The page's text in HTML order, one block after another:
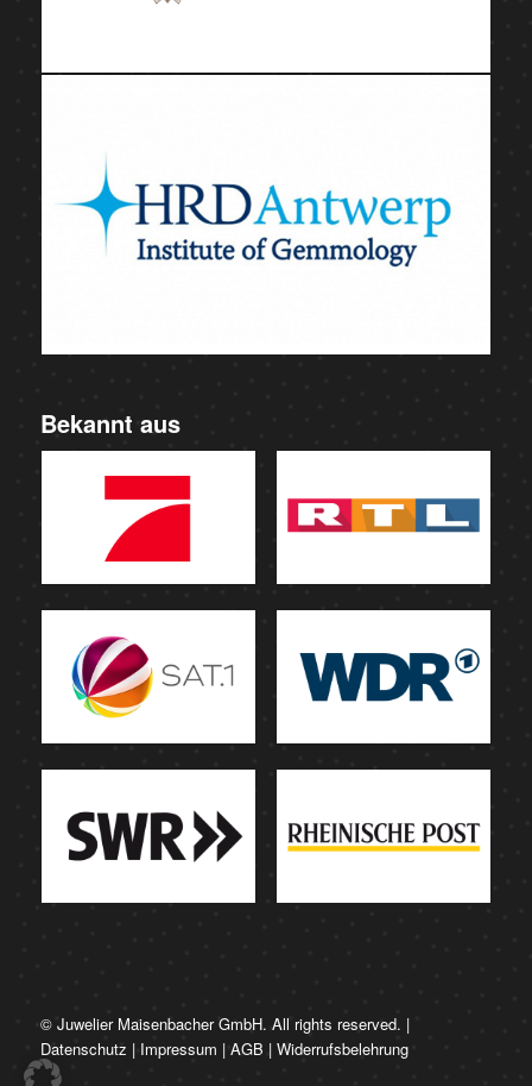
Bekannt aus
© Juwelier Maisenbacher GmbH. All rights reserved. |
Datenschutz | Impressum | AGB | Widerrufsbelehrung